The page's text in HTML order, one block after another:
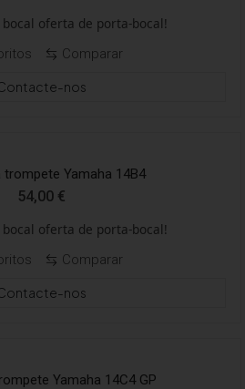
oferta de porta-bocal!
Comparar
nos
trompete Yamaha 14B4
54,00 €
oferta de porta-bocal!
Comparar
nos
Yamaha 14C4 GP